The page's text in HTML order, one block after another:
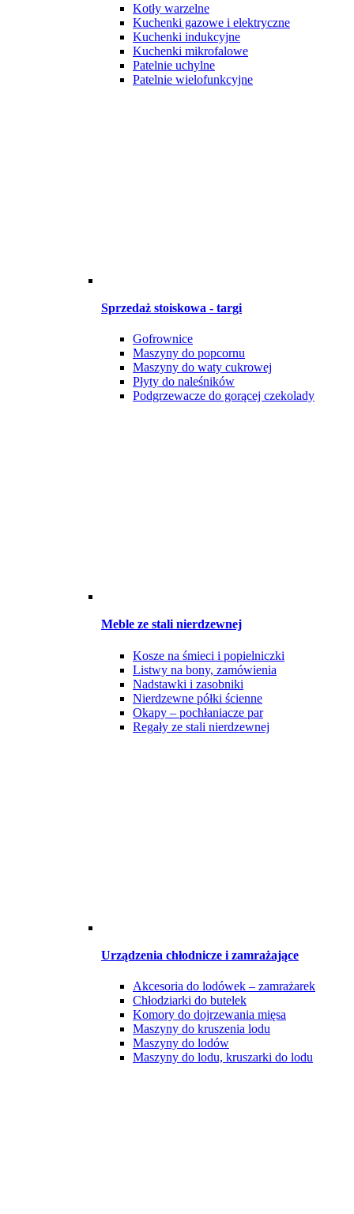
Kotły warzelne
Kuchenki gazowe i elektryczne
Kuchenki indukcyjne
Kuchenki mikrofalowe
Patelnie uchylne
Patelnie wielofunkcyjne
Sprzedaż stoiskowa - targi
Gofrownice
Maszyny do popcornu
Maszyny do waty cukrowej
Płyty do naleśników
Podgrzewacze do gorącej czekolady
Meble ze stali nierdzewnej
Kosze na śmieci i popielniczki
Listwy na bony, zamówienia
Nadstawki i zasobniki
Nierdzewne półki ścienne
Okapy – pochłaniacze par
Regały ze stali nierdzewnej
Urządzenia chłodnicze i zamrażające
Akcesoria do lodówek – zamrażarek
Chłodziarki do butelek
Komory do dojrzewania mięsa
Maszyny do kruszenia lodu
Maszyny do lodów
Maszyny do lodu, kruszarki do lodu